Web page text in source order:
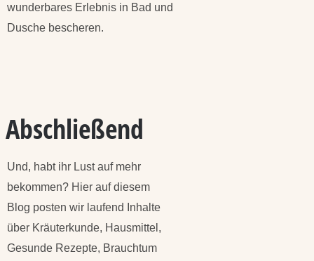
wunderbares Erlebnis in Bad und
Dusche bescheren.
Abschließend
Und, habt ihr Lust auf mehr
bekommen? Hier auf diesem
Blog posten wir laufend Inhalte
über Kräuterkunde, Hausmittel,
Gesunde Rezepte, Brauchtum